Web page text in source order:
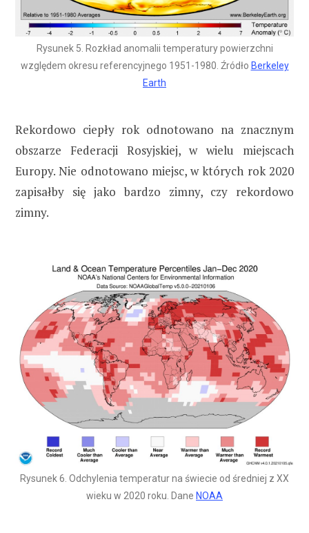
Rysunek 5. Rozkład anomalii temperatury powierzchni
względem okresu referencyjnego 1951-1980. Źródło Berkeley
Earth
Rekordowo ciepły rok odnotowano na znacznym
obszarze Federacji Rosyjskiej, w wielu miejscach
Europy. Nie odnotowano miejsc, w których rok 2020
zapisałby się jako bardzo zimny, czy rekordowo
zimny.
Rysunek 6. Odchylenia temperatur na świecie od średniej z XX
wieku w 2020 roku. Dane NOAA